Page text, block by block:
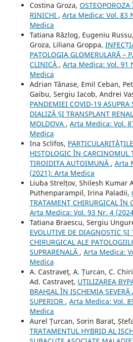
Costina Groza,
RINICHI , Arta Medica: Vol. 83
Medica
Tatiana Răzlog, Eugeniu
Groza, Liliana Groppa,
PATOLOGIA GLOMERULARĂ –
CLINICĂ , Arta Medica: Vol. 91
Medica
Adrian Tănase, Emil Ceban,
Gaibu, Sergiu Iacob, Andrei
PANDEMIEI COVID-19 ASUPRA
DIALIZĂ ȘI TRANSPLANT
MOLDOVA , Arta Medica: Vol.
Medica
Ina Sclifos,
HISTOLOGIC ÎN CARCINOMUL
TIROIDITA AUTOIMUNĂ , Arta
(2021): Arta Medica
Liuba Strelțov, Shilesh Kumar
Puthenparampil, Irina Paladii,
TRATAMENT CHIRURGICAL ÎN
Arta Medica: Vol. 93 Nr. 4
Tatiana Braescu, Sergiu
EVOLUTIVE DE DIAGNOSTIC ȘI
CHIRURGICAL ALE
SUPRARENALĂ , Arta Medica:
Medica
A. Castraveț, A. Țurcan, C.
Ad. Castraveț, UTILIZAREA
BRAHIAL ÎN ISCHEMIA
SUPERIOR , Arta Medica: Vol.
Medica
Aurel Țurcan, Sorin Barat,
TRATAMENTUL HYBRID AL